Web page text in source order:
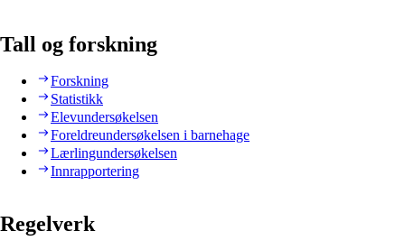
Tall og forskning
Forskning
Statistikk
Elevundersøkelsen
Foreldreundersøkelsen i barnehage
Lærlingundersøkelsen
Innrapportering
Regelverk